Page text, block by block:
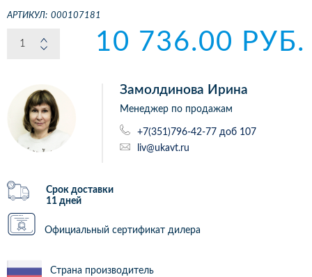
АРТИКУЛ: 000107181
10 736.00 РУБ.
Замолдинова Ирина
Менеджер по продажам
+7(351)796-42-77 доб 107
liv@ukavt.ru
Срок доставки
11 дней
Официальный сертификат дилера
Страна производитель